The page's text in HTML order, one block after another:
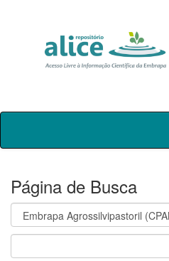
Skip
Página de Busca